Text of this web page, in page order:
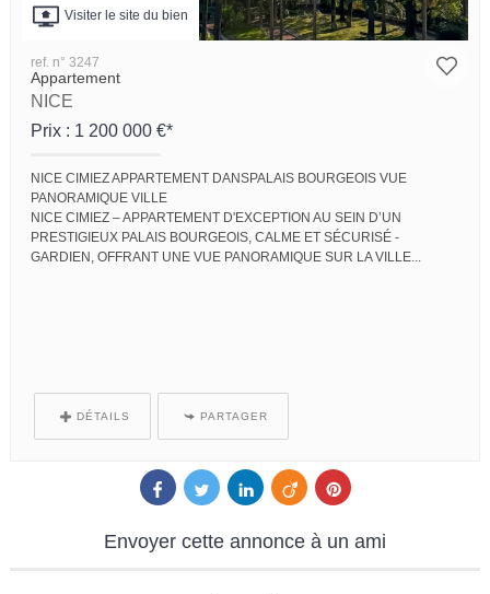
Visiter le site du bien
ref. n° 3247
Appartement
NICE
Prix : 1 200 000 €*
NICE CIMIEZ APPARTEMENT DANSPALAIS BOURGEOIS VUE
PANORAMIQUE VILLE
NICE CIMIEZ – APPARTEMENT D'EXCEPTION AU SEIN D’UN
PRESTIGIEUX PALAIS BOURGEOIS, CALME ET SÉCURISÉ -
GARDIEN, OFFRANT UNE VUE PANORAMIQUE SUR LA VILLE...
DÉTAILS PARTAGER
Envoyer cette annonce à un ami